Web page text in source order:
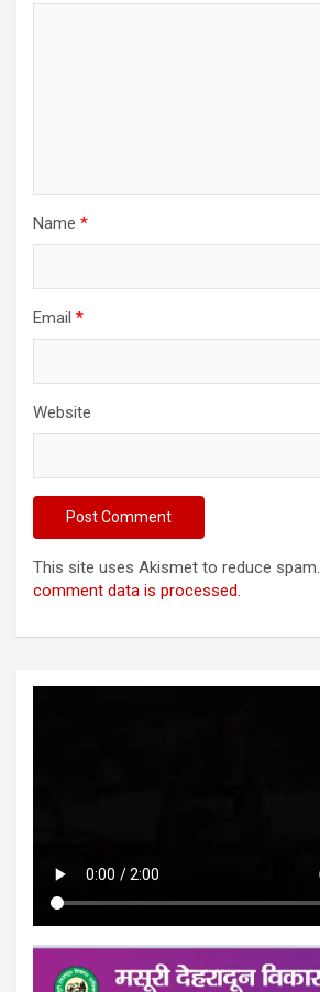
Name *
Email *
Website
This site uses Akismet to reduce spam.
comment data is processed.